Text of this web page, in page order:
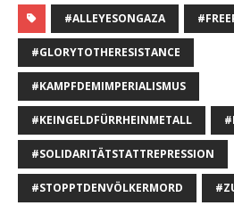
#ALLEYESONGAZA
#GLORYTOTHERESISTANCE
#KAMPFDEMIMPERIALISMUS
#KEINGELDFÜRRHEINMETALL
#SOLIDARITÄTSTATTREPRESSION
#STOPPTDENVÖLKERMORD